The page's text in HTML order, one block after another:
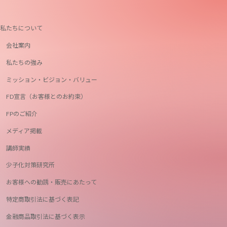
私たちについて
会社案内
私たちの強み
ミッション・ビジョン・バリュー
FD宣言（お客様とのお約束）
FPのご紹介
メディア掲載
講師実績
少子化対策研究所
お客様への勧誘・販売にあたって
特定商取引法に基づく表記
金融商品取引法に基づく表示